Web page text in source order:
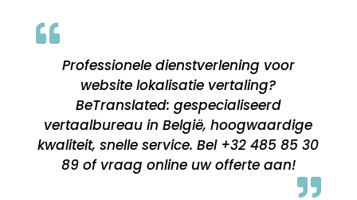

Professionele dienstverlening voor
website lokalisatie vertaling?
BeTranslated: gespecialiseerd
vertaalbureau in België, hoogwaardige
kwaliteit, snelle service. Bel +32 485 85 30
89 of vraag online uw offerte aan!
